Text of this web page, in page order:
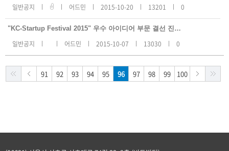
일반공지 어드민 2015-10-20 13201 0
"KC-Startup Festival 2015" 우수 아이디어 부문 결선 진출팀 알림
일반공지 어드민 2015-10-07 13030 0
91 92 93 94 95 96 97 98 99 100